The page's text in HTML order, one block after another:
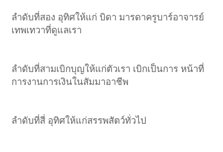
ลำดับที่สอง อุทิศให้แก่ บิดา มารดาครูบาร์อาจารย์
เทพเทวาที่ดูแลเรา
ลำดับที่สามเบิกบุญให้แก่ตัวเรา เบิกเป็นการ หน้าที่
การงานการเงินในสัมมาอาชีพ
ลำดับที่สี่ อุทิศให้แก่สรรพสัตว์ทั่วไป